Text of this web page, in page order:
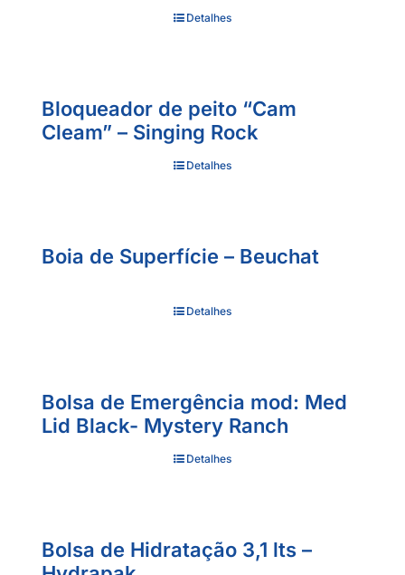
Detalhes
Bloqueador de peito “Cam
Cleam” – Singing Rock
Detalhes
Boia de Superfície – Beuchat
Detalhes
Bolsa de Emergência mod: Med
Lid Black- Mystery Ranch
Detalhes
Bolsa de Hidratação 3,1 lts –